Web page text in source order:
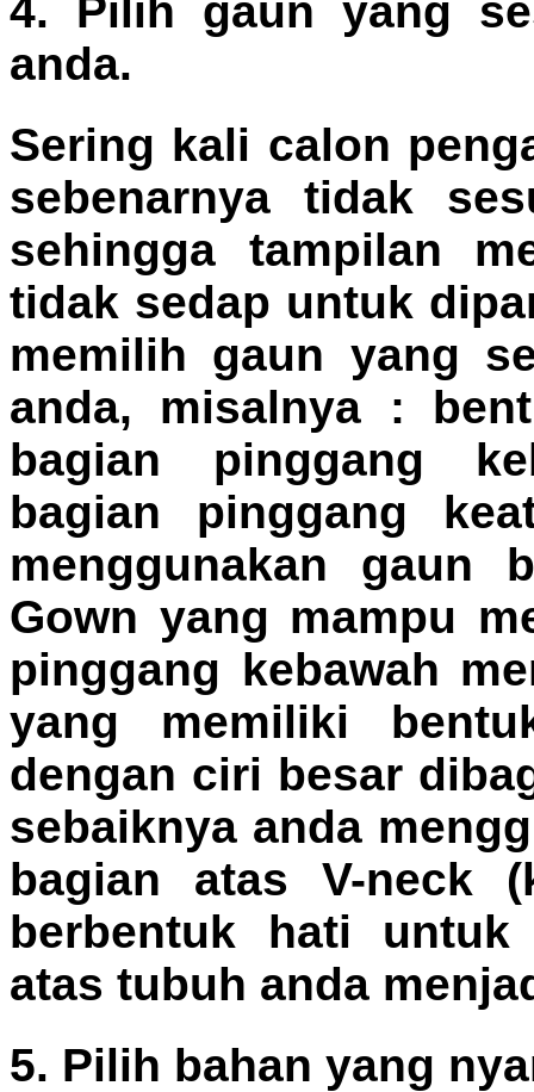
4. Pilih gaun yang
anda.
Sering kali calon
sebenarnya tidak
sehingga tampilan
tidak sedap untuk
memilih gaun yang
anda, misalnya :
bagian pinggang
bagian pinggang
menggunakan gaun
Gown yang mampu
pinggang kebawah
yang memiliki
dengan ciri besar
sebaiknya anda
bagian atas V-neck
berbentuk hati untuk
atas tubuh anda
5. Pilih bahan yang